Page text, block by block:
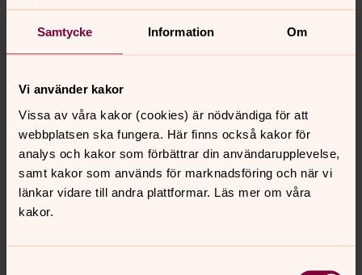
Samtycke Information Om
Vi använder kakor
Vissa av våra kakor (cookies) är nödvändiga för att
webbplatsen ska fungera. Här finns också kakor för
analys och kakor som förbättrar din användarupplevelse,
samt kakor som används för marknadsföring och när vi
länkar vidare till andra plattformar. Läs mer om våra
kakor.